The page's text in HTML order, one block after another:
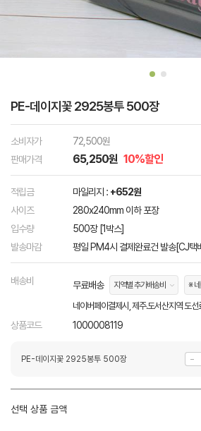
PE-데이지꽃 2925봉투 500장
소비자가
72,500원
판매가격
65,250원 10%할인
적립금 마일리지 : +652원
사이즈
280x240mm 이하 포장
입수량
500장 [1박스]
발송마감
평일 PM4시 결제완료건 발송[CJ택
배송비 무료배송 지역별 추가배송비 ※
네이버페이결제시, 제주.도서산지역 도
상품코드 1000008119
PE-데이지꽃 2925봉투 500장
선택 상품 금액